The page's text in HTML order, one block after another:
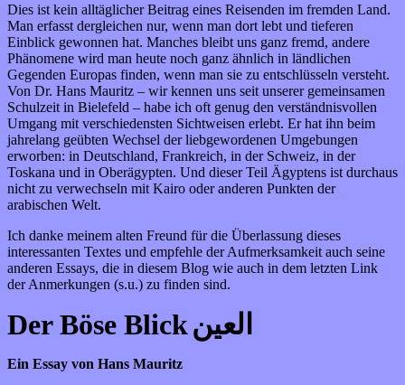
Dies ist kein alltäglicher Beitrag eines Reisenden im fremden Land.
Man erfasst dergleichen nur, wenn man dort lebt und tieferen
Einblick gewonnen hat. Manches bleibt uns ganz fremd, andere
Phänomene wird man heute noch ganz ähnlich in ländlichen
Gegenden Europas finden, wenn man sie zu entschlüsseln versteht.
Von Dr. Hans Mauritz – wir kennen uns seit unserer gemeinsamen
Schulzeit in Bielefeld – habe ich oft genug den verständnisvollen
Umgang mit verschiedensten Sichtweisen erlebt. Er hat ihn beim
jahrelang geübten Wechsel der liebgewordenen Umgebungen
erworben: in Deutschland, Frankreich, in der Schweiz, in der
Toskana und in Oberägypten. Und dieser Teil Ägyptens ist durchaus
nicht zu verwechseln mit Kairo oder anderen Punkten der
arabischen Welt.
Ich danke meinem alten Freund für die Überlassung dieses
interessanten Textes und empfehle der Aufmerksamkeit auch seine
anderen Essays, die in diesem Blog wie auch in dem letzten Link
der Anmerkungen (s.u.) zu finden sind.
Der Böse Blickالعين
Ein Essay von Hans Mauritz